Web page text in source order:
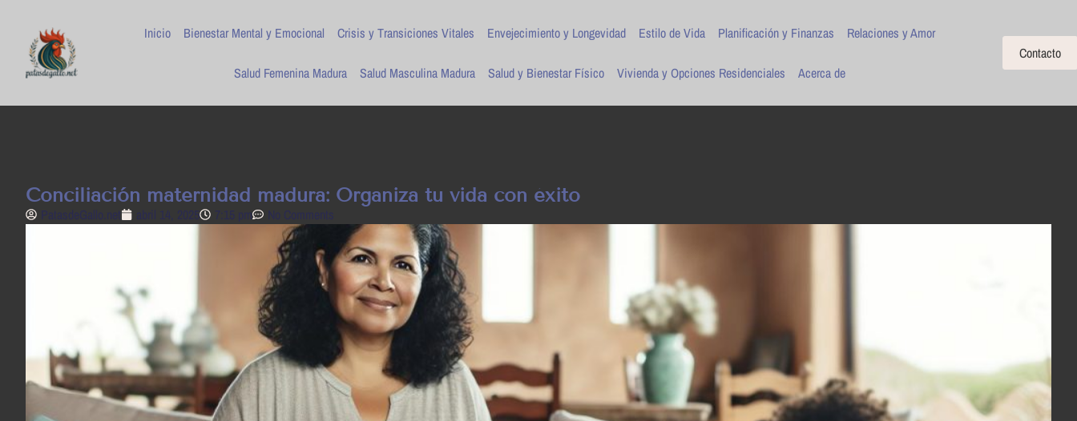
Inicio Bienestar Mental y Emocional Crisis y Transiciones Vitales Envejecimiento y Longevidad Estilo de Vida Planificación y Finanzas Relaciones y Amor
Salud Femenina Madura Salud Masculina Madura Salud y Bienestar Físico Vivienda y Opciones Residenciales Acerca de
Contacto
Conciliación maternidad madura: Organiza tu vida con éxito
PatasdeGallo .net abril 14, 2025 7:15 pm No Comments